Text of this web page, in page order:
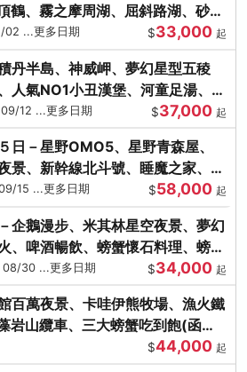
鶴、霧之摩周湖、屈斜路湖、砂湯
02 ...更多日期 $33,000 起
丹半島、神威岬、夢幻星型五稜
人氣NO1小丑漢堡、河童足湯、奇
12 ...更多日期 $37,000 起
日－星野OMO5、星野青森屋、
景、新幹線北斗號、睡魔之家、十
15 ...更多日期 $58,000 起
企鵝漫步、米其林星空夜景、夢幻
、啤酒暢飲、螃蟹懷石料理、螃蟹
30 ...更多日期 $34,000 起
百萬夜景、卡哇伊熊牧場、漁火鐵
岩山纜車、三大螃蟹吃到飽(函館/
$44,000 起